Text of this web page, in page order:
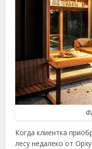
Когда клиентка
лесу недалеко от